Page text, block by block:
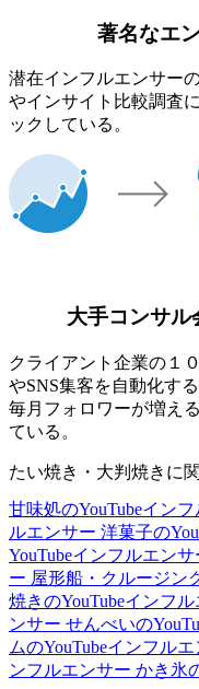
著名なエ
潜在インフルエンサー
やインサイト比較調査
ックしている。
大手コンサル
クライアント企業の１
やSNS集客を自動化す
毎月フォロワーが増え
ている。
たい焼き・大判焼きに
甘味処のYouTubeイン
ルエンサー 洋菓子の
YouTubeインフルエンサ
ー 屋形船・クルージン
焼きのYouTubeインフ
ンサー せんべいの
ムのYouTubeインフル
ンフルエンサー かき氷